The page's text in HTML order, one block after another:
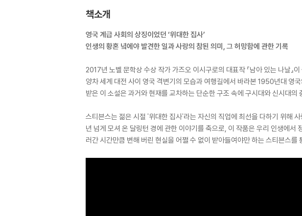
책소개
영국 계급 사회의 상징이었던 ‘위대한 집사’
인생의 황혼 녘에야 발견한 일과 사랑의 참된 의미, 그 허망함에 관한 기록
2017년 노벨 문학상 수상 작가 가즈오 이시구로의 대표작 『남아 있는 나날』
양차 세계 대전 사이 영국 격변기의 모습과 여행길에서 바라본 1950년대
받은 이 소설은 과거와 현재를 교차하는 단순한 구조 속에 구시대와 신시대
스티븐스는 젊은 시절 '위대한 집사'라는 자신의 직업에 최선을 다하기 위해
년 넘게 모셔 온 달링턴 경에 관한 이야기를 축으로, 이 작품은 우리 인생에
러간 시간만큼 변해 버린 현실을 어쩔 수 없이 받아들여야만 하는 스티븐스